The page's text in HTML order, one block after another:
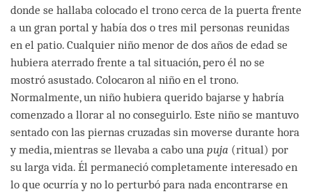
donde se hallaba colocado el trono cerca de la puerta frente
a un gran portal y había dos o tres mil personas reunidas
en el patio. Cualquier niño menor de dos años de edad se
hubiera aterrado frente a tal situación, pero él no se
mostró asustado. Colocaron al niño en el trono.
Normalmente, un niño hubiera querido bajarse y habría
comenzado a llorar al no conseguirlo. Este niño se mantuvo
sentado con las piernas cruzadas sin moverse durante hora
y media, mientras se llevaba a cabo una puja (ritual) por
su larga vida. Él permaneció completamente interesado en
lo que ocurría y no lo perturbó para nada encontrarse en